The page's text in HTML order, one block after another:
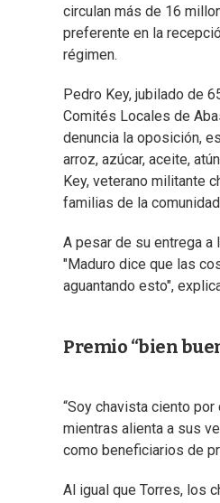
circulan más de 16
preferente en la
régimen.
Pedro Key, jubilado de
Comités Locales de
denuncia la oposición,
arroz, azúcar, aceite,
Key, veterano militante
familias de la
A pesar de su entrega a
"Maduro dice que las
aguantando esto",
Premio “bien
“Soy chavista ciento por
mientras alienta a sus
como beneficiarios de
Al igual que Torres, los